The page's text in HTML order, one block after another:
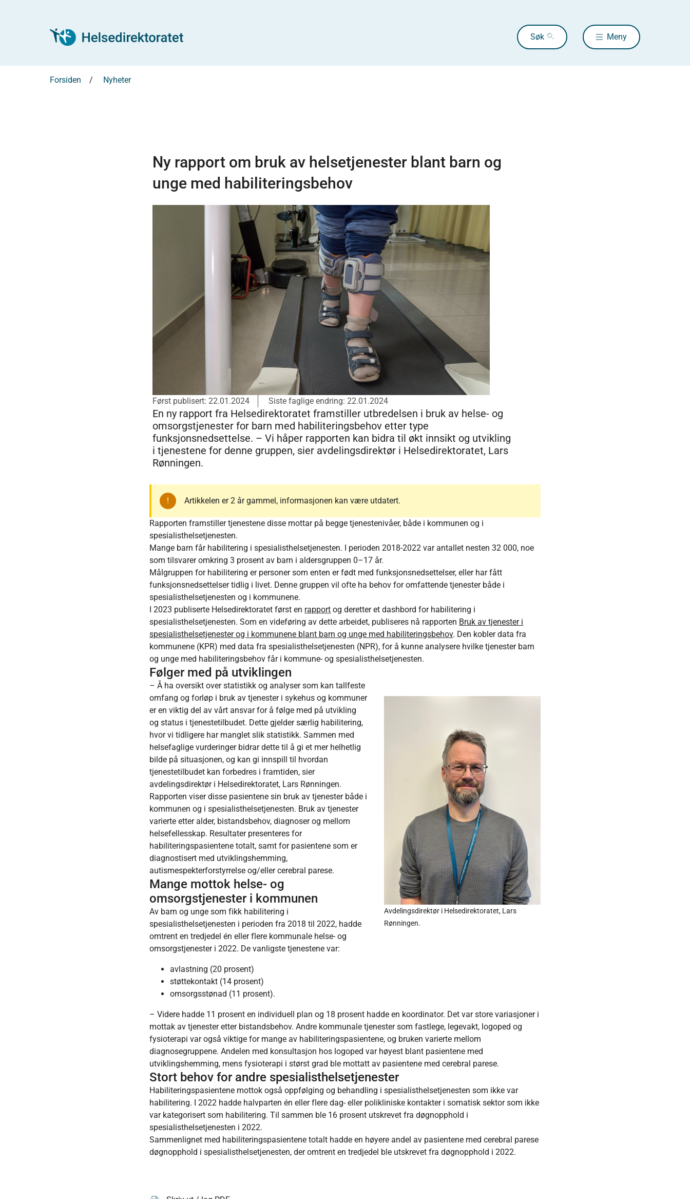
Søk Meny
Forsiden Nyheter
Ny rapport om bruk av helsetjenester blant barn og
unge med habiliteringsbehov
Først publisert: 22.01.2024 Siste faglige endring: 22.01.2024
En ny rapport fra Helsedirektoratet framstiller utbredelsen i bruk av helse- og
omsorgstjenester for barn med habiliteringsbehov etter type
funksjonsnedsettelse. – Vi håper rapporten kan bidra til økt innsikt og utvikling
i tjenestene for denne gruppen, sier avdelingsdirektør i Helsedirektoratet, Lars
Rønningen.
Artikkelen er 2 år gammel, informasjonen kan være utdatert.
Rapporten framstiller tjenestene disse mottar på begge tjenestenivåer, både i kommunen og i
spesialisthelsetjenesten.
Mange barn får habilitering i spesialisthelsetjenesten. I perioden 2018-2022 var antallet nesten 32 000, noe
som tilsvarer omkring 3 prosent av barn i aldersgruppen 0–17 år.
Målgruppen for habilitering er personer som enten er født med funksjonsnedsettelser, eller har fått
funksjonsnedsettelser tidlig i livet. Denne gruppen vil ofte ha behov for omfattende tjenester både i
spesialisthelsetjenesten og i kommunene.
I 2023 publiserte Helsedirektoratet først en rapport og deretter et dashbord for habilitering i
spesialisthelsetjenesten. Som en videføring av dette arbeidet, publiseres nå rapporten Bruk av tjenester i
spesialisthelsetjenester og i kommunene blant barn og unge med habiliteringsbehov. Den kobler data fra
kommunene (KPR) med data fra spesialisthelsetjenesten (NPR), for å kunne analysere hvilke tjenester barn
og unge med habiliteringsbehov får i kommune- og spesialisthelsetjenesten.
Følger med på utviklingen
Avdelingsdirektør i Helsedirektoratet, Lars
Rønningen.
– Å ha oversikt over statistikk og analyser som kan tallfeste
omfang og forløp i bruk av tjenester i sykehus og kommuner
er en viktig del av vårt ansvar for å følge med på utvikling
og status i tjenestetilbudet. Dette gjelder særlig habilitering,
hvor vi tidligere har manglet slik statistikk. Sammen med
helsefaglige vurderinger bidrar dette til å gi et mer helhetlig
bilde på situasjonen, og kan gi innspill til hvordan
tjenestetilbudet kan forbedres i framtiden, sier
avdelingsdirektør i Helsedirektoratet, Lars Rønningen.
Rapporten viser disse pasientene sin bruk av tjenester både i
kommunen og i spesialisthelsetjenesten. Bruk av tjenester
varierte etter alder, bistandsbehov, diagnoser og mellom
helsefellesskap. Resultater presenteres for
habiliteringspasientene totalt, samt for pasientene som er
diagnostisert med utviklingshemming,
autismespekterforstyrrelse og/eller cerebral parese.
Mange mottok helse- og
omsorgstjenester i kommunen
Av barn og unge som fikk habilitering i
spesialisthelsetjenesten i perioden fra 2018 til 2022, hadde
omtrent en tredjedel én eller flere kommunale helse- og
omsorgstjenester i 2022. De vanligste tjenestene var:
avlastning (20 prosent)
støttekontakt (14 prosent)
omsorgsstønad (11 prosent).
– Videre hadde 11 prosent en individuell plan og 18 prosent hadde en koordinator. Det var store variasjoner i
mottak av tjenester etter bistandsbehov. Andre kommunale tjenester som fastlege, legevakt, logoped og
fysioterapi var også viktige for mange av habiliteringspasientene, og bruken varierte mellom
diagnosegruppene. Andelen med konsultasjon hos logoped var høyest blant pasientene med
utviklingshemming, mens fysioterapi i størst grad ble mottatt av pasientene med cerebral parese.
Stort behov for andre spesialisthelsetjenester
Habiliteringspasientene mottok også oppfølging og behandling i spesialisthelsetjenesten som ikke var
habilitering. I 2022 hadde halvparten én eller flere dag- eller polikliniske kontakter i somatisk sektor som ikke
var kategorisert som habilitering. Til sammen ble 16 prosent utskrevet fra døgnopphold i
spesialisthelsetjenesten i 2022.
Sammenlignet med habiliteringspasientene totalt hadde en høyere andel av pasientene med cerebral parese
døgnopphold i spesialisthelsetjenesten, der omtrent en tredjedel ble utskrevet fra døgnopphold i 2022.